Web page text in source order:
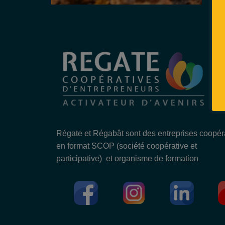
Régate et Régabât sont des entreprises
en format SCOP (société coopérative et
participative) et organisme de formation